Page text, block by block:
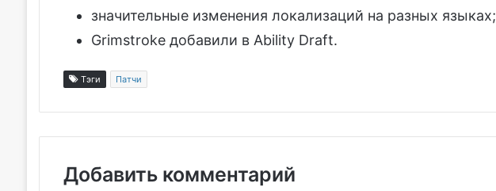
значительные изменения локализаций на разных языках;
Grimstroke добавили в Ability Draft.
Тэги Патчи
Добавить комментарий